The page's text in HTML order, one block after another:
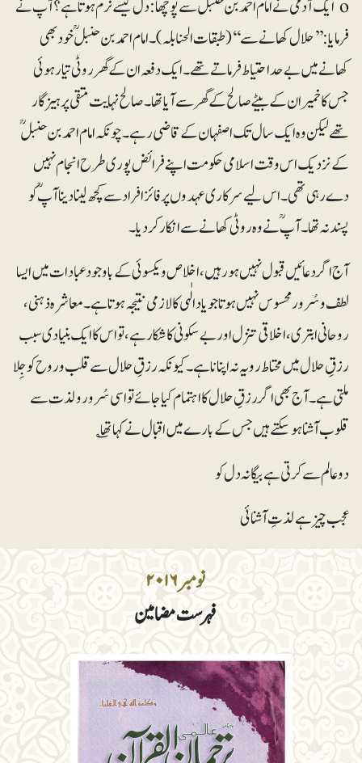
نومبر ۲۰۱۶
فہرست مضامین
o ایک آدمی نے امام احمد بن حنبلؒ سے پوچھا: دل کیسے نرم ہوتا ہے؟ آپؒ نے
فرمایا: ’’حلال کھانے سے ‘‘(طبقات الحنابلہ)۔ امام احمد بن حنبلؒ خود بھی
کھانے میں بے حد احتیاط فرماتے تھے۔ ایک دفعہ ان کے گھر روٹی تیار ہوئی
جس کا خمیر ان کے بیٹے صالح کے گھر سے آیا تھا۔ صالح نہایت متقی پرہیزگار
تھے لیکن وہ ایک سال تک اصفہان کے قاضی رہے۔ چونکہ امام احمد بن حنبلؒ
کے نزدیک اس وقت اسلامی حکومت اپنے فرائض پوری طرح انجام نہیں
دے رہی تھی۔ اس لیے سرکاری عہدوں پر فائز افراد سے کچھ لینا دینا آپؒ کو
پسند نہ تھا۔ آپؒ نے وہ روٹی کھانے سے انکار کر دیا۔
آج اگر دعائیں قبول نہیں ہورہیں، اخلاص و یکسوئی کے باوجود عبادات میں ایسا
لطف و سُرور محسوس نہیں ہوتا جو یاد الٰہی کا لازمی نتیجہ ہوتا ہے۔ معاشرہ ذہنی،
روحانی ابتری، اخلاقی تنزل اور بے سکونی کا شکار ہے، تو اس کا ایک بنیادی سبب
رزقِ حلال میں محتاط رویہ نہ اپنانا ہے۔ کیونکہ رزقِ حلال سے قلب و روح کو جِلا
ملتی ہے۔ آج بھی اگر رزقِ حلال کا اہتمام کیا جائے تو اسی سُرور ولذت سے
قلوب آشنا ہوسکتے ہیں جس کے بارے میں اقبال نے کہا تھا ؎
دو عالم سے کرتی ہے بیگانہ دل کو
عجب چیز ہے لذتِ آشنائی